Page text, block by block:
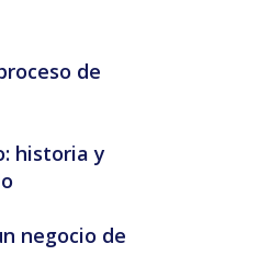
de
historia y
negocio de